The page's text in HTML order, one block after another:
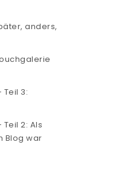
anders,
3:
2: Als
Blog war